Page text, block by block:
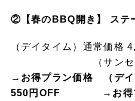
②【春のBBQ開き】 ステ
（デイタイム）
（サンセット）
→お得プラン価格 （デ
550円OFF
→お得